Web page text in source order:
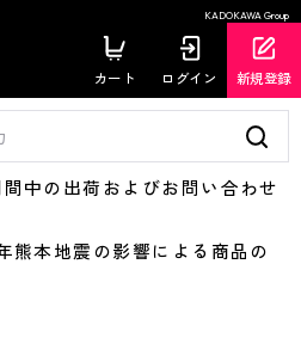
KADOKAWA Group
カート ログイン 新規登録
の出荷およびお問い合わせ
本地震の影響による商品の